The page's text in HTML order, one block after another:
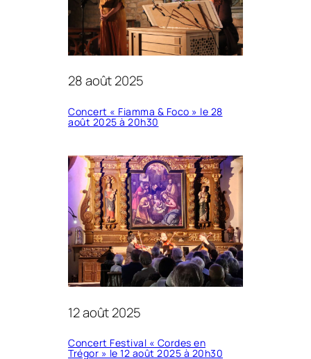
28 août 2025
Concert « Fiamma & Foco » le 28
août 2025 à 20h30
12 août 2025
Concert Festival « Cordes en
Trégor » le 12 août 2025 à 20h30